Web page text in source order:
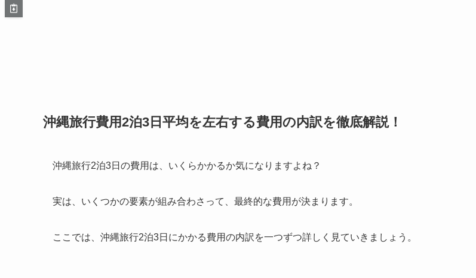
沖縄旅行費用2泊3日平均を左右する費用の内訳を徹底解説！
沖縄旅行2泊3日の費用は、いくらかかるか気になりますよね？
実は、いくつかの要素が組み合わさって、最終的な費用が決まります。
ここでは、沖縄旅行2泊3日にかかる費用の内訳を一つずつ詳しく見ていきましょう。